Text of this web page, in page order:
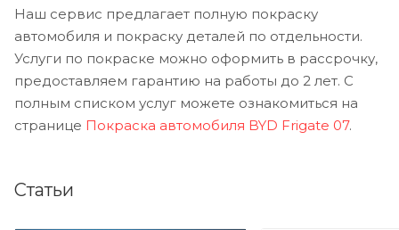
Наш сервис предлагает полную покраску
автомобиля и покраску деталей по отдельности.
Услуги по покраске можно оформить в рассрочку,
предоставляем гарантию на работы до 2 лет. С
полным списком услуг можете ознакомиться на
странице Покраска автомобиля BYD Frigate 07.
Статьи